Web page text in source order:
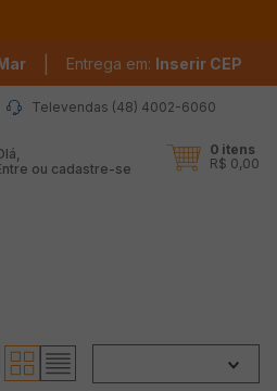
Entrega em: Inserir CEP
Televendas (48) 4002-6060
ou cadastre-se
0 itens
R$ 0,00